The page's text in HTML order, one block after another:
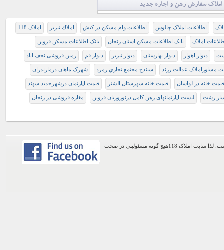
املاک سفارش رهن و اجاره جدید
اطلاعات املاک چالوس اطلاعات وام مسکن در کیش املاك تبريز املاک 118
املاک بانک اطلاعات مسکن استان زنجان بانک اطلاعات مسکن قزوین
دیوار اهواز دیوار بهارستان دیوار تبریز دیوار قم زمین فروشی نجف اباد
مشاوراملاک عدالت زرند سنندج مجتمع تجاري زمرد شهرک ماهان درمازندزان
قيمت خانه در لواسان قيمت خانه شهرستان الشتر قیمت اپارتمان درشهرجدید سهند
رشت لیست اپارتمانهای رهن کامل درنوروزیان قزوین مغازه فروشی در زنجان
اطلاعات موجود در این وب سایت از طریق کاربران عمومی سایت ثبت شده است. لذا سایت املاک 118هیچ گونه مسئولیتی در صحت